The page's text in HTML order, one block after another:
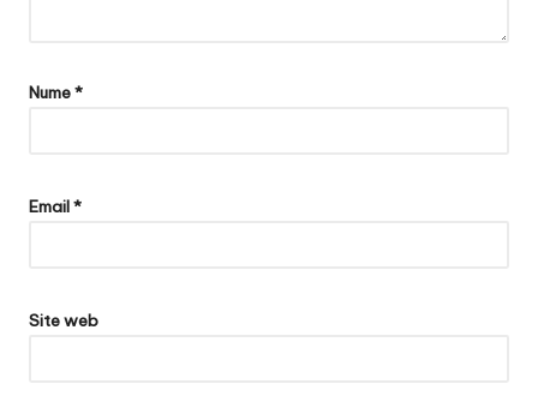
Nume*
Email*
Site web